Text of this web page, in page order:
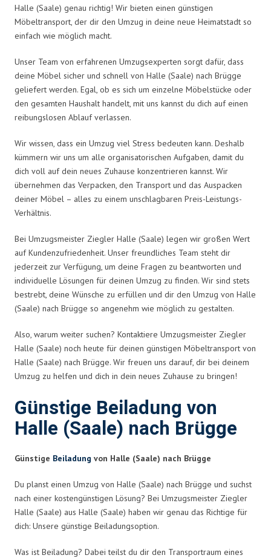
Halle (Saale) genau richtig! Wir bieten einen günstigen
Möbeltransport, der dir den Umzug in deine neue Heimatstadt so
einfach wie möglich macht.
Unser Team von erfahrenen Umzugsexperten sorgt dafür, dass
deine Möbel sicher und schnell von Halle (Saale) nach Brügge
geliefert werden. Egal, ob es sich um einzelne Möbelstücke oder
den gesamten Haushalt handelt, mit uns kannst du dich auf einen
reibungslosen Ablauf verlassen.
Wir wissen, dass ein Umzug viel Stress bedeuten kann. Deshalb
kümmern wir uns um alle organisatorischen Aufgaben, damit du
dich voll auf dein neues Zuhause konzentrieren kannst. Wir
übernehmen das Verpacken, den Transport und das Auspacken
deiner Möbel – alles zu einem unschlagbaren Preis-Leistungs-
Verhältnis.
Bei Umzugsmeister Ziegler Halle (Saale) legen wir großen Wert
auf Kundenzufriedenheit. Unser freundliches Team steht dir
jederzeit zur Verfügung, um deine Fragen zu beantworten und
individuelle Lösungen für deinen Umzug zu finden. Wir sind stets
bestrebt, deine Wünsche zu erfüllen und dir den Umzug von Halle
(Saale) nach Brügge so angenehm wie möglich zu gestalten.
Also, warum weiter suchen? Kontaktiere Umzugsmeister Ziegler
Halle (Saale) noch heute für deinen günstigen Möbeltransport von
Halle (Saale) nach Brügge. Wir freuen uns darauf, dir bei deinem
Umzug zu helfen und dich in dein neues Zuhause zu bringen!
Günstige Beiladung von
Halle (Saale) nach Brügge
Günstige Beiladung von Halle (Saale) nach Brügge
Du planst einen Umzug von Halle (Saale) nach Brügge und suchst
nach einer kostengünstigen Lösung? Bei Umzugsmeister Ziegler
Halle (Saale) aus Halle (Saale) haben wir genau das Richtige für
dich: Unsere günstige Beiladungsoption.
Was ist Beiladung? Dabei teilst du dir den Transportraum eines